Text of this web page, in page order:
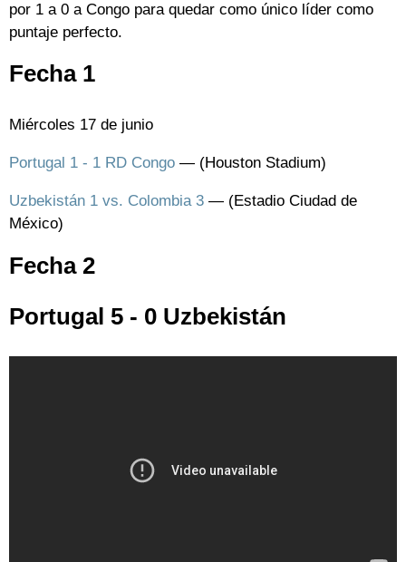
por 1 a 0 a Congo para quedar como único líder como
puntaje perfecto.
Fecha 1
Miércoles 17 de junio
Portugal 1 - 1 RD Congo — (Houston Stadium)
Uzbekistán 1 vs. Colombia 3 — (Estadio Ciudad de
México)
Fecha 2
Portugal 5 - 0 Uzbekistán